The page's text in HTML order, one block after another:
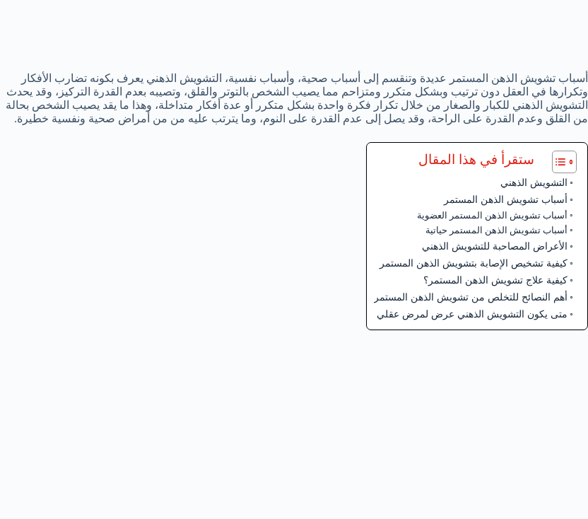
أسباب تشويش الذهن المستمر عديدة وتنقسم إلى أسباب صحية، وأسباب نفسية، التشويش الذهني يعرف بكونه تضارب الأفكار
وتكرارها في العقل دون ترتيب وبشكل متكرر ومتزاحم مما يصيب الشخص بالتوتر والقلق، وتصيبه بعدم القدرة التركيز، وقد يحدث
التشويش الذهني للكبار والصغار من خلال تكرار فكرة واحدة بشكل متكرر أو عدة أفكار متداخلة، وهذا ما يقد يصيب الشخص بحالة
من القلق وعدم القدرة على الراحة، وقد يصل إلى عدم القدرة على النوم، وما يترتب عليه من من أمراض صحية ونفسية خطيرة.
ستقرأ في هذا المقال
التشويش الذهني
أسباب تشويش الذهن المستمر
أسباب تشويش الذهن المستمر العضوية
أسباب تشويش الذهن المستمر حياتية
الأعراض المصاحبة للتشويش الذهني
كيفية تشخيص الإصابة بتشويش الذهن المستمر
كيفية علاج تشويش الذهن المستمر؟
أهم النصائح للتخلص من تشويش الذهن المستمر
متى يكون التشويش الذهني عرض لمرض عقلي